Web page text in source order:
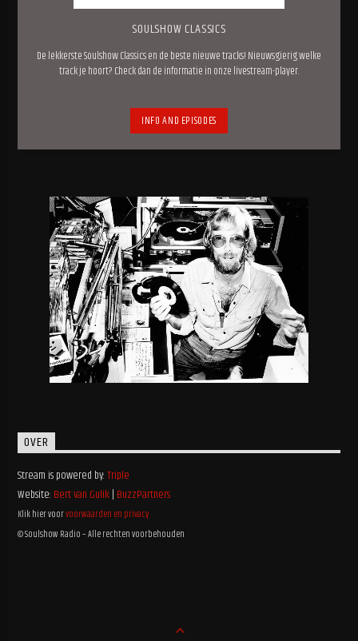
SOULSHOW CLASSICS
De lekkerste Soulshow Classics en de beste nieuwe tracks! Nieuwsgierig welke
track je hoort? Check dan de informatie in onze livestream-player.
INFO AND EPISODES
OVER
Stream is powered by:Triple
Website: Bert van Gulik| BuzzPartners
Klik hier voorvoorwaarden en privacy
© Soulshow Radio – Alle rechten voorbehouden